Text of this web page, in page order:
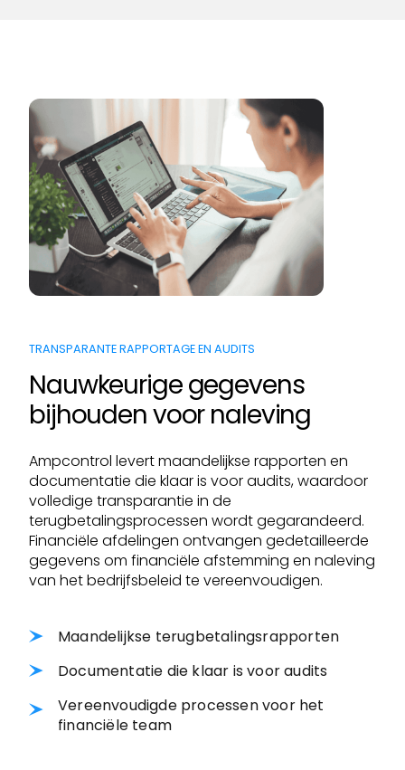
TRANSPARANTE RAPPORTAGE EN AUDITS
Nauwkeurige gegevens
bijhouden voor naleving
Ampcontrol levert maandelijkse rapporten en
documentatie die klaar is voor audits, waardoor
volledige transparantie in de
terugbetalingsprocessen wordt gegarandeerd.
Financiële afdelingen ontvangen gedetailleerde
gegevens om financiële afstemming en naleving
van het bedrijfsbeleid te vereenvoudigen.
Maandelijkse terugbetalingsrapporten
Documentatie die klaar is voor audits
Vereenvoudigde processen voor het
financiële team